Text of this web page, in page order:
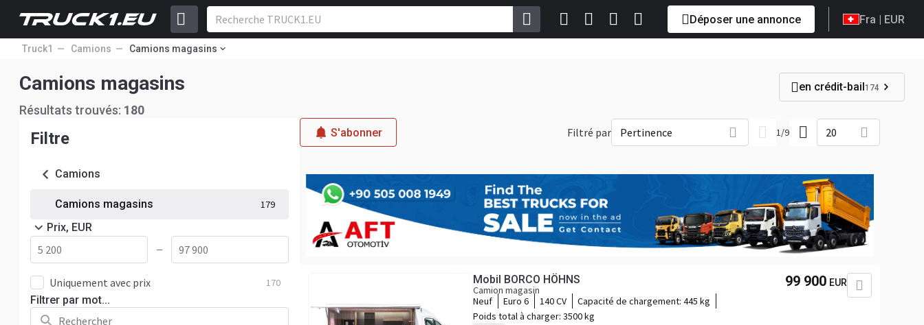
Déposer une annonce Fra | EUR
Truck1 Camions Camions magasins
Camions magasins
Résultats trouvés: 180
en crédit-bail174
Filtre
Camions
Camions magasins 179
Prix, EUR
—
Uniquement avec prix 170
Filtrer par mot...
S'abonner Filtré par Pertinence 1/9 20
Mobil BORCO HÖHNS
Camion magasin
Neuf
Euro 6 140 CV Capacité de chargement: 445 kg
Poids total à charger: 3500 kg
99 900 EUR